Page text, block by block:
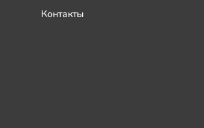
Контакты